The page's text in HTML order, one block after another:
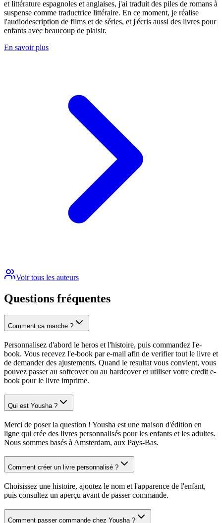
et littérature espagnoles et anglaises, j'ai traduit des piles de romans à
suspense comme traductrice littéraire. En ce moment, je réalise
l'audiodescription de films et de séries, et j'écris aussi des livres pour
enfants avec beaucoup de plaisir.
En savoir plus
Voir tous les auteurs
Questions fréquentes
Comment ca marche ?
Personnalisez d'abord le heros et l'histoire, puis commandez l'e-
book. Vous recevez l'e-book par e-mail afin de verifier tout le livre et
de demander des ajustements. Quand le resultat vous convient, vous
pouvez passer au softcover ou au hardcover et utiliser votre credit e-
book pour le livre imprime.
Qui est Yousha ?
Merci de poser la question ! Yousha est une maison d'édition en
ligne qui crée des livres personnalisés pour les enfants et les adultes.
Nous sommes basés à Amsterdam, aux Pays-Bas.
Comment créer un livre personnalisé ?
Choisissez une histoire, ajoutez le nom et l'apparence de l'enfant,
puis consultez un aperçu avant de passer commande.
Comment passer commande chez Yousha ?